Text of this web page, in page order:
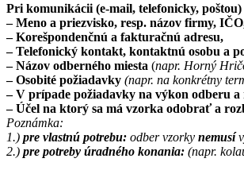
Pri komunikácii (e-mail, telefonicky,
– Meno a priezvisko, resp. názov firmy,
– Korešpondenčnú a fakturačnú adresu,
– Telefonický kontakt, kontaktnú osobu a
– Názov odberného miesta (napr. Horný
– Osobité požiadavky (napr. na konkrétny
– V prípade požiadavky na výkon odberu
– Účel na ktorý sa má vzorka odobrať a
Poznámka:
1.) pre vlastnú potrebu: odber vzorky nemusí
2.) pre potreby úradného konania: (napr.